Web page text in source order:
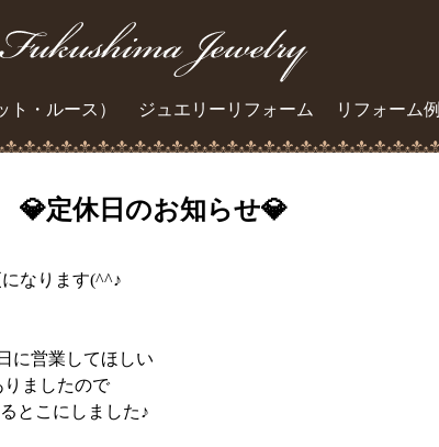
ト・ルース） ジュエリーリフォーム リフォーム例
💎定休日のお知らせ💎
なります(^^♪
に営業してほしい
りましたので
とこにしました♪